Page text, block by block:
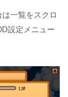
一覧をスクロ
設定メニュー